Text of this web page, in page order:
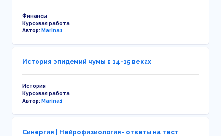
Финансы
Курсовая работа
Автор:Marina1
История эпидемий чумы в 14-15 веках
История
Курсовая работа
Автор:Marina1
Синергия | Нейрофизиология- ответы на тест